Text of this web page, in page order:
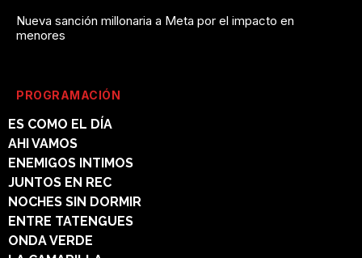
Nueva sanción millonaria a Meta por el impacto en
menores
PROGRAMACIÓN
ES COMO EL DÍA
AHI VAMOS
ENEMIGOS INTIMOS
JUNTOS EN REC
NOCHES SIN DORMIR
ENTRE TATENGUES
ONDA VERDE